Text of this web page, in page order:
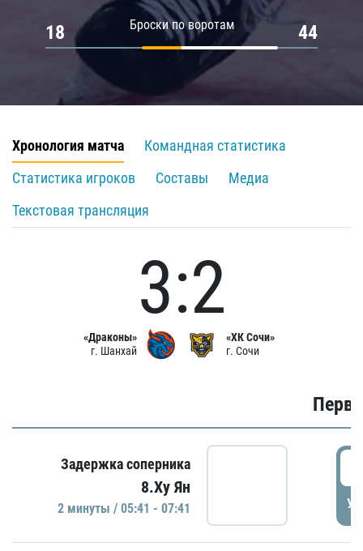
Броски по воротам
18 44
Хронология матча
Командная статистика
Статистика игроков
Составы
Медиа
Текстовая трансляция
«Драконы»
г. Шанхай
3:2
«ХК Сочи»
г. Сочи
Задержка соперника
8.Ху Ян
2 минуты / 05:41 - 07:41